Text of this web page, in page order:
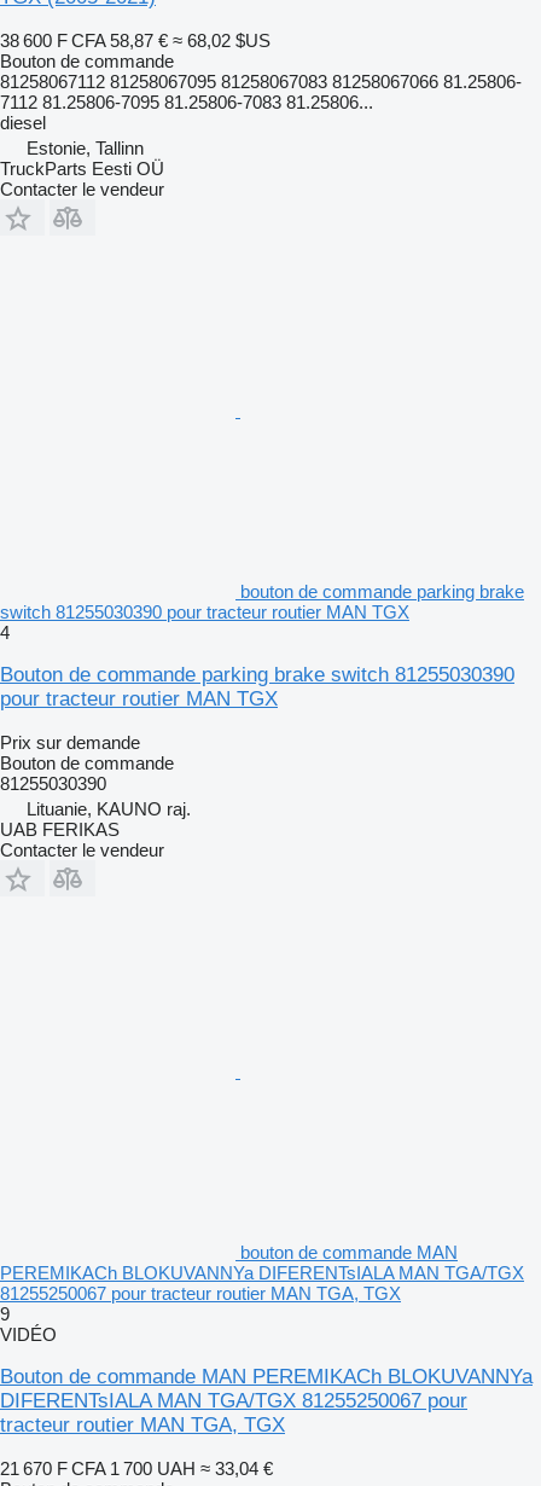
38 600 F CFA 58,87 € ≈ 68,02 $US
Bouton de commande
81258067112 81258067095 81258067083 81258067066 81.25806-
7112 81.25806-7095 81.25806-7083 81.25806...
diesel
Estonie, Tallinn
TruckParts Eesti OÜ
Contacter le vendeur
bouton de commande parking brake
switch 81255030390 pour tracteur routier MAN TGX
4
Bouton de commande parking brake switch 81255030390
pour tracteur routier MAN TGX
Prix sur demande
Bouton de commande
81255030390
Lituanie, KAUNO raj.
UAB FERIKAS
Contacter le vendeur
bouton de commande MAN
PEREMIKACh BLOKUVANNYa DIFERENTsIALA MAN TGA/TGX
81255250067 pour tracteur routier MAN TGA, TGX
9
VIDÉO
Bouton de commande MAN PEREMIKACh BLOKUVANNYa
DIFERENTsIALA MAN TGA/TGX 81255250067 pour
tracteur routier MAN TGA, TGX
21 670 F CFA 1 700 UAH ≈ 33,04 €